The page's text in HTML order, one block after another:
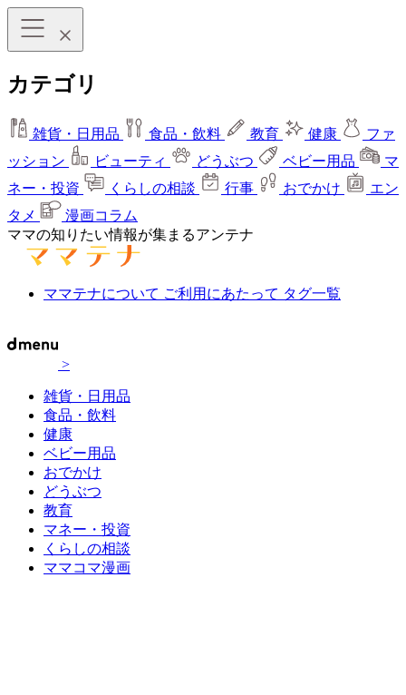
カテゴリ
雑貨・日用品 食品・飲料 教育 健康
ファ
ッション
ビューティ どうぶつ ベビー用品
マ
ネー・投資
くらしの相談 行事 おでかけ
エン
タメ
漫画コラム
ママの知りたい情報が集まるアンテナ
ママテナについて ご利用にあたって タグ一覧
>
雑貨・日用品
食品・飲料
健康
ベビー用品
おでかけ
どうぶつ
教育
マネー・投資
くらしの相談
ママコマ漫画